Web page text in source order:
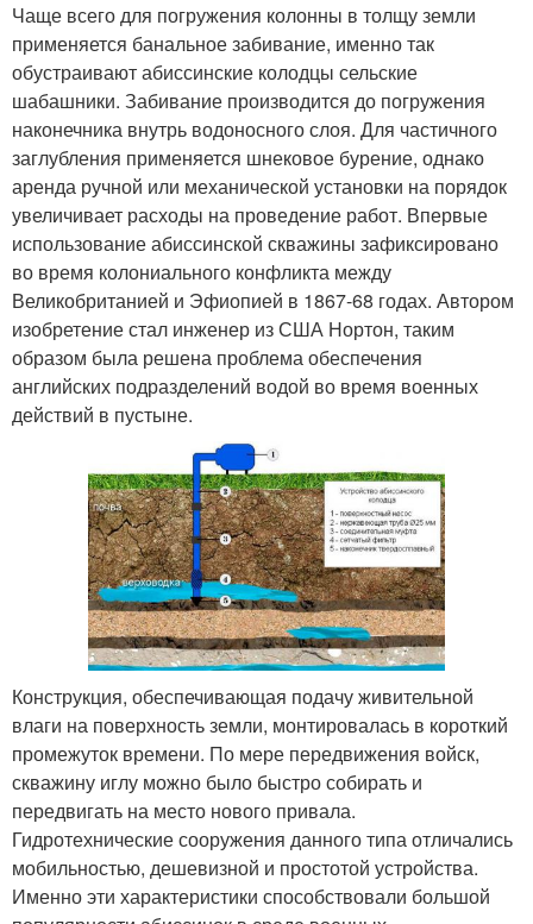
Чаще всего для погружения колонны в толщу земли
применяется банальное забивание, именно так
обустраивают абиссинские колодцы сельские
шабашники. Забивание производится до погружения
наконечника внутрь водоносного слоя. Для частичного
заглубления применяется шнековое бурение, однако
аренда ручной или механической установки на порядок
увеличивает расходы на проведение работ. Впервые
использование абиссинской скважины зафиксировано
во время колониального конфликта между
Великобританией и Эфиопией в 1867-68 годах. Автором
изобретение стал инженер из США Нортон, таким
образом была решена проблема обеспечения
английских подразделений водой во время военных
действий в пустыне.
Конструкция, обеспечивающая подачу живительной
влаги на поверхность земли, монтировалась в короткий
промежуток времени. По мере передвижения войск,
скважину иглу можно было быстро собирать и
передвигать на место нового привала.
Гидротехнические сооружения данного типа отличались
мобильностью, дешевизной и простотой устройства.
Именно эти характеристики способствовали большой